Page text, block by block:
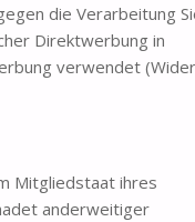
die Verarbeitung
Direktwerbung in
verwendet
Mitgliedstaat ihres
anderweitiger